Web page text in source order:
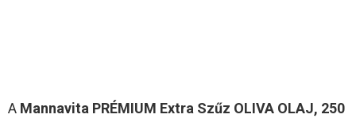
A Mannavita PRÉMIUM Extra Szűz OLIVA OLAJ, 250